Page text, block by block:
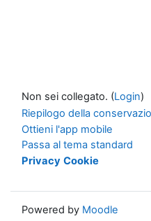
Non sei collegato. (Login)
Riepilogo della
Ottieni l'app mobile
Passa al tema standard
Privacy Cookie
Powered by Moodle